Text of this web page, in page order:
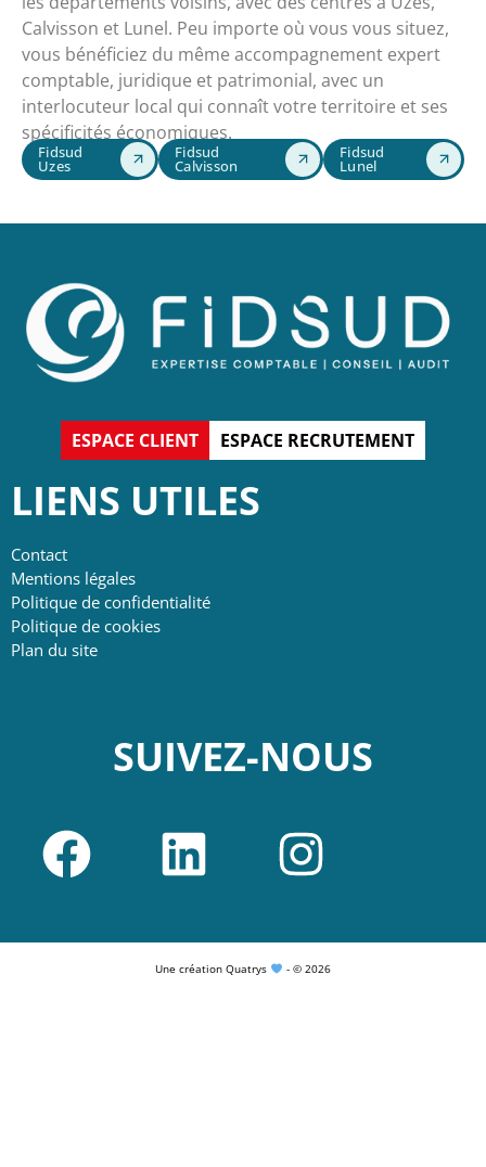
Calvisson et Lunel. Peu importe où vous vous situez,
vous bénéficiez du même accompagnement expert
comptable, juridique et patrimonial, avec un
interlocuteur local qui connaît votre territoire et ses
spécificités économiques.
Fidsud
Uzes
Fidsud
Calvisson
Fidsud
Lunel
ESPACE CLIENT ESPACE RECRUTEMENT
LIENS UTILES
Contact
Mentions légales
Politique de confidentialité
Politique de cookies
Plan du site
SUIVEZ-NOUS
Une création Quatrys - © 2026